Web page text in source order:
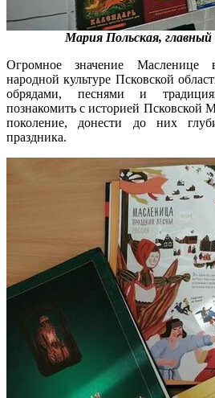
Мария Польская, главный
Огромное значение Масленице
народной культуре Псковской
обрядами, песнями и
познакомить с историей Псковской
поколение, донести до них
праздника.